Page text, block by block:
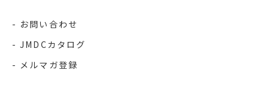
お問い合わせ
JMDCカタログ
メルマガ登録